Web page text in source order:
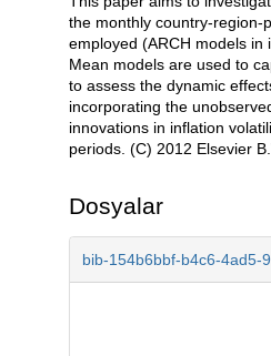
Açıklama
the monthly country-region-
employed (ARCH models in
Mean models are used to
to assess the dynamic
incorporating the
innovations in inflation
periods. (C) 2012 Elsevier
Dosyalar
bib-154b6bbf-b4c6-4ad5-